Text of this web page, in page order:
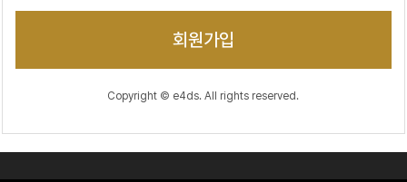
회원가입
Copyright © e4ds. All rights reserved.